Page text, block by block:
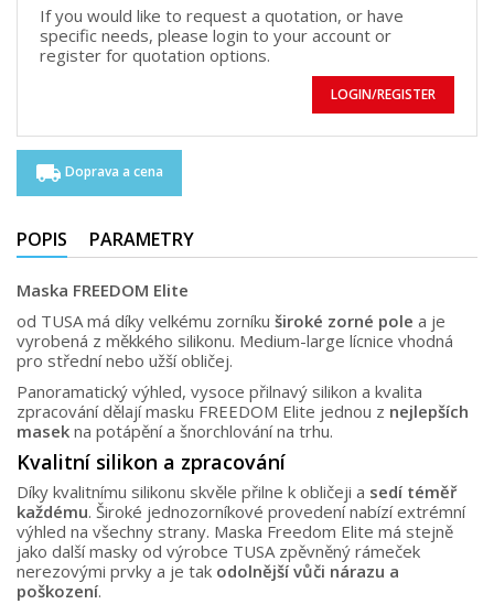
If you would like to request a quotation, or have
specific needs, please login to your account or
register for quotation options.
LOGIN/REGISTER
local_shipping Doprava a cena
POPIS PARAMETRY
Maska FREEDOM Elite
od TUSA má díky velkému zorníku široké zorné pole a je
vyrobená z měkkého silikonu. Medium-large lícnice vhodná
pro střední nebo užší obličej.
Panoramatický výhled, vysoce přilnavý silikon a kvalita
zpracování dělají masku FREEDOM Elite jednou z nejlepších
masek na potápění a šnorchlování na trhu.
Kvalitní silikon a zpracování
Díky kvalitnímu silikonu skvěle přilne k obličeji a sedí téměř
každému. Široké jednozorníkové provedení nabízí extrémní
výhled na všechny strany. Maska Freedom Elite má stejně
jako další masky od výrobce TUSA zpěvněný rámeček
nerezovými prvky a je tak odolnější vůči nárazu a
poškození.